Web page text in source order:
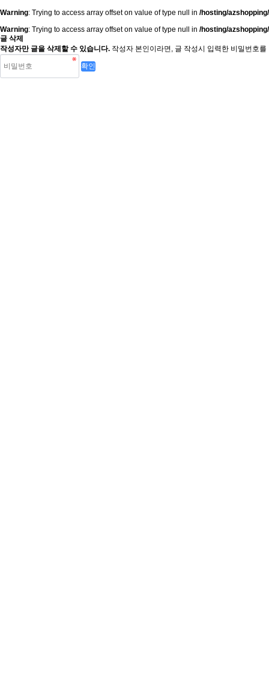
Warning: Trying to access array offset on value of type null in /hosting/
Warning: Trying to access array offset on value of type null in /hosting/
글 삭제
작성자만 글을 삭제할 수 있습니다. 작성자 본인이라면, 글 작성시 입력한 비밀번호